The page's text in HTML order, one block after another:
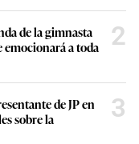
de la gimnasta
emocionará a toda
2
de JP en
sobre la
3